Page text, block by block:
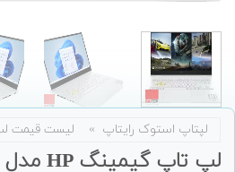
لپتاپ استوک رایتاپ » لیست قیمت